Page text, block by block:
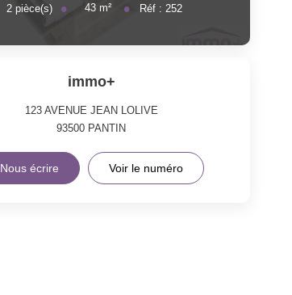
2pièce(s) 43 m² Réf : 252
immo+
123 AVENUE JEAN LOLIVE
93500 PANTIN
Nous écrire Voir le numéro